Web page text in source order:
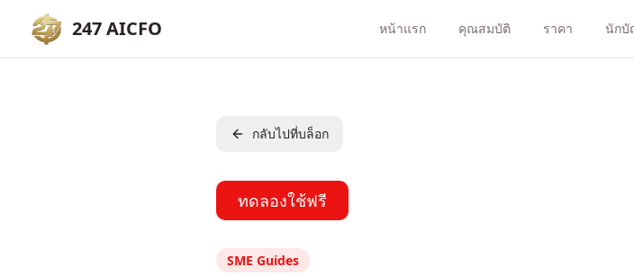
247 AICFO หน้าแรก คุณสมบัติ ราคา นัก
กลับไปที่บล็อก
ทดลองใช้ฟรี
SME Guides